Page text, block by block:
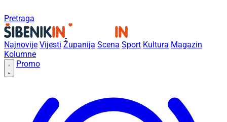
Pretraga
Najnovije Vijesti Županija Scena Sport Kultura Magazin
Kolumne
Promo